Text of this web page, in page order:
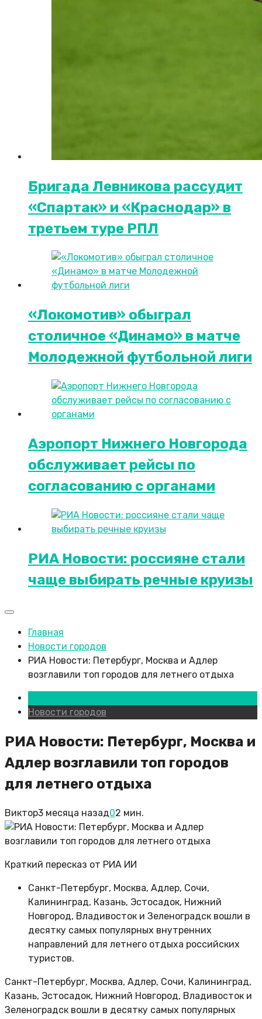
Бригада Левникова рассудит
«Спартак» и «Краснодар» в
третьем туре РПЛ
«Локомотив» обыграл
столичное «Динамо» в матче
Молодежной футбольной лиги
Аэропорт Нижнего Новгорода
обслуживает рейсы по
согласованию c органами
РИА Новости: россияне стали
чаще выбирать речные круизы
Главная
Новости городов
РИА Новости: Петербург, Москва и Адлер
возглавили топ городов для летнего отдыха
Новости городов
РИА Новости: Петербург, Москва и
Адлер возглавили топ городов
для летнего отдыха
Виктор3 месяца назад02 мин.
Краткий пересказ от РИА ИИ
Санкт-Петербург, Москва, Адлер, Сочи,
Калининград, Казань, Эстосадок, Нижний
Новгород, Владивосток и Зеленоградск вошли в
десятку самых популярных внутренних
направлений для летнего отдыха российских
туристов.
Санкт-Петербург, Москва, Адлер, Сочи, Калининград,
Казань, Эстосадок, Нижний Новгород, Владивосток и
Зеленоградск вошли в десятку самых популярных